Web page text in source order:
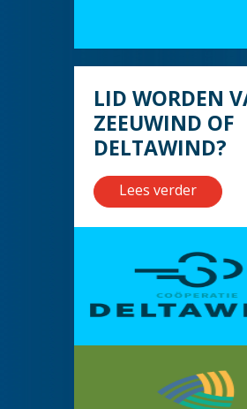
LID WORDEN
ZEEUWIND OF
DELTAWIND?
Lees verder